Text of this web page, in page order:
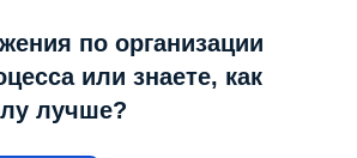
по организации
или знаете, как
лучше?